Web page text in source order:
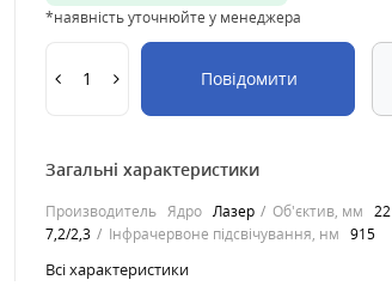
*наявність уточнюйте у менеджера
Повідомити
Загальні характеристики
Производитель Ядро Лазер Об'єктив, мм 22
7,2/2,3
Інфрачервоне підсвічування, нм 915
Всі характеристики